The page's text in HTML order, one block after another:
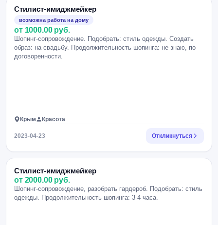
Стилист-имиджмейкер
возможна работа на дому
от 1000.00 руб.
Шопинг-сопровождение. Подобрать: стиль одежды. Создать
образ: на свадьбу. Продолжительность шопинга: не знаю, по
договоренности.
Крым Красота
2023-04-23 Откликнуться
Стилист-имиджмейкер
от 2000.00 руб.
Шопинг-сопровождение, разобрать гардероб. Подобрать: стиль
одежды. Продолжительность шопинга: 3-4 часа.